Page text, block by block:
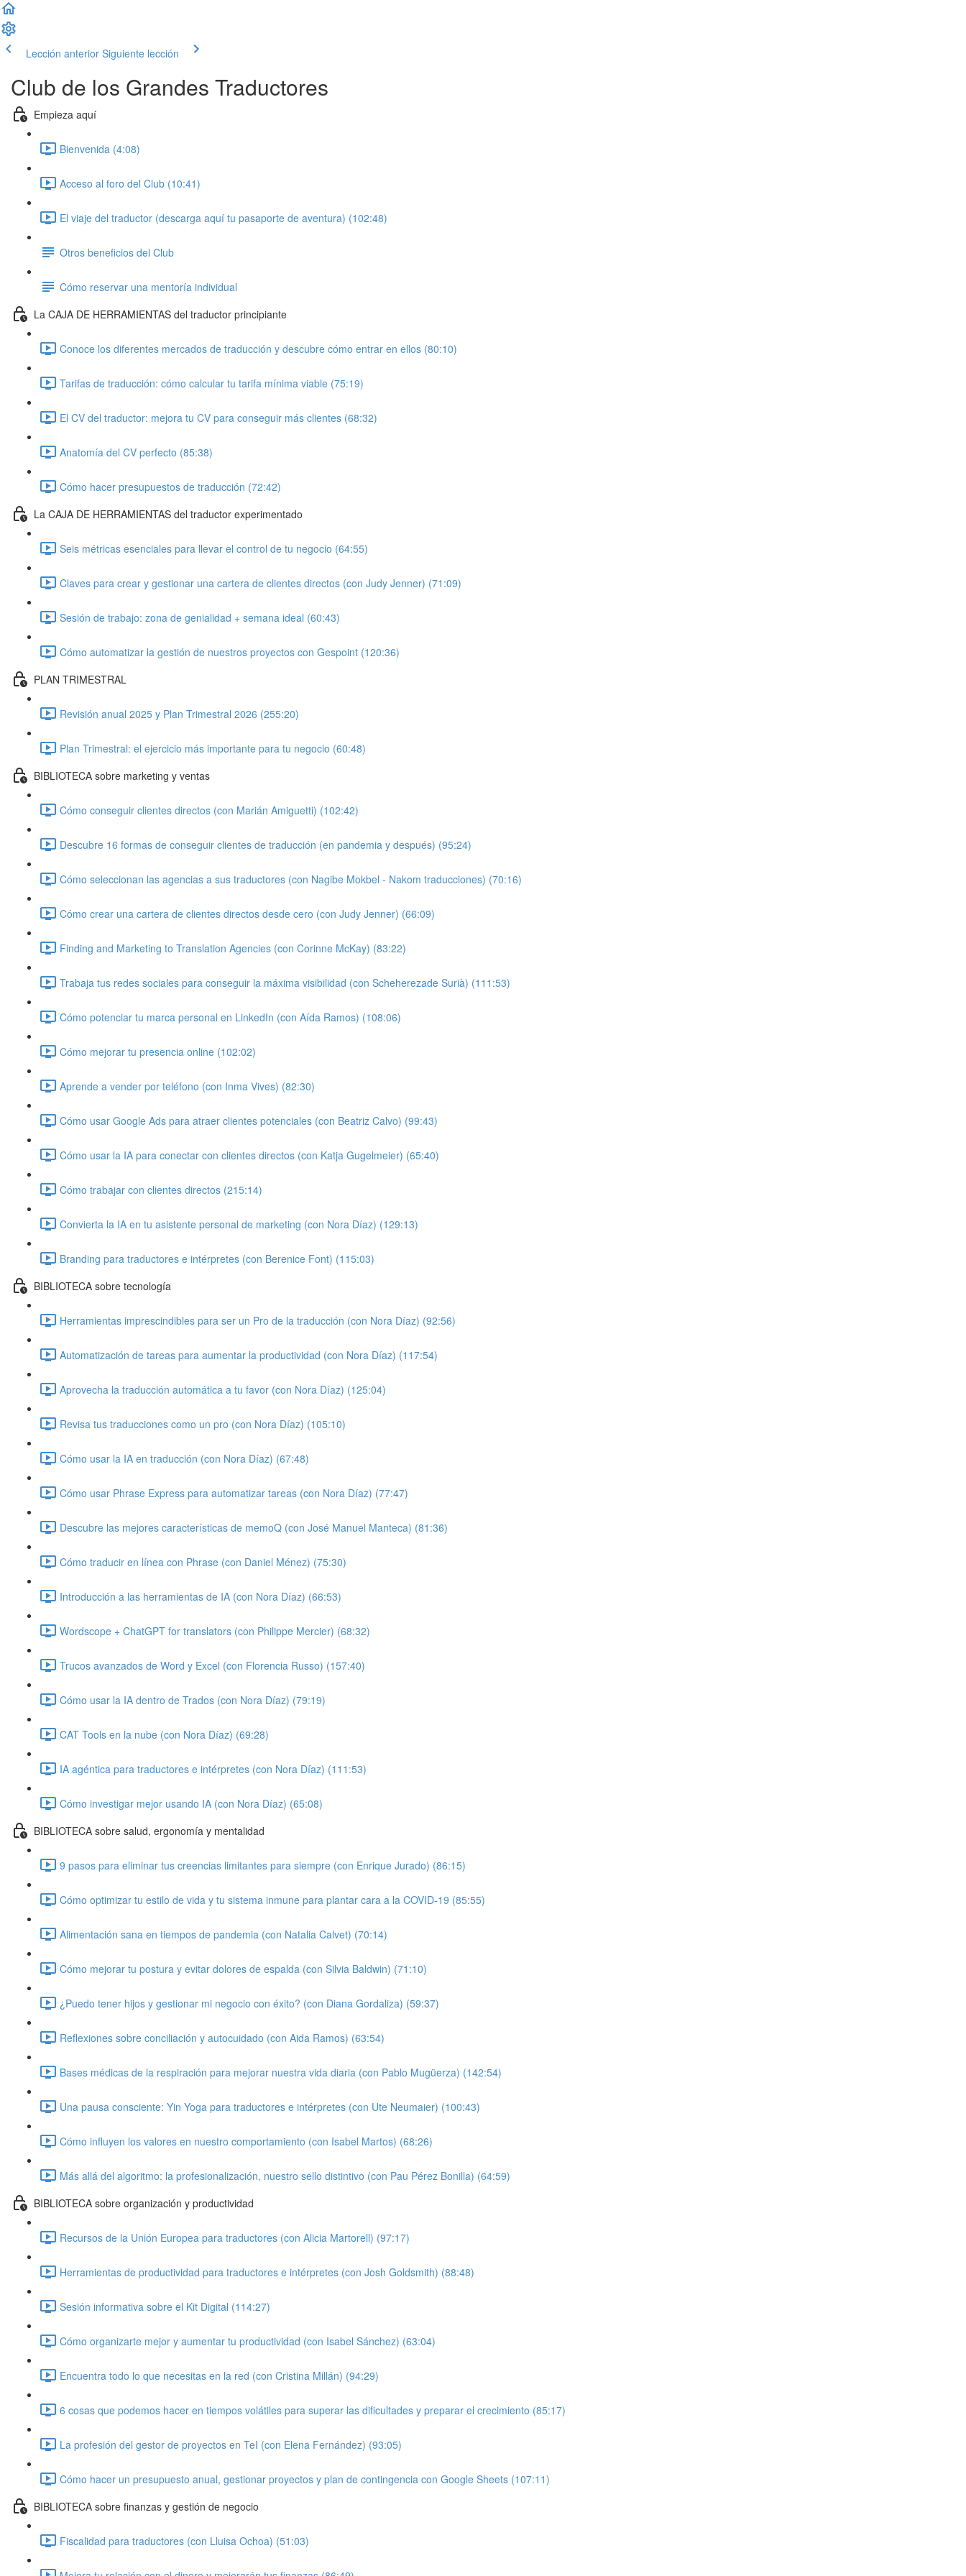
Lección anterior Siguiente lección
Club de los Grandes Traductores
Empieza aquí
Bienvenida (4:08)
Acceso al foro del Club (10:41)
El viaje del traductor (descarga aquí tu pasaporte de aventura) (102:48)
Otros beneficios del Club
Cómo reservar una mentoría individual
La CAJA DE HERRAMIENTAS del traductor principiante
Conoce los diferentes mercados de traducción y descubre cómo entrar en ellos (80:10)
Tarifas de traducción: cómo calcular tu tarifa mínima viable (75:19)
El CV del traductor: mejora tu CV para conseguir más clientes (68:32)
Anatomía del CV perfecto (85:38)
Cómo hacer presupuestos de traducción (72:42)
La CAJA DE HERRAMIENTAS del traductor experimentado
Seis métricas esenciales para llevar el control de tu negocio (64:55)
Claves para crear y gestionar una cartera de clientes directos (con Judy Jenner) (71:09)
Sesión de trabajo: zona de genialidad + semana ideal (60:43)
Cómo automatizar la gestión de nuestros proyectos con Gespoint (120:36)
PLAN TRIMESTRAL
Revisión anual 2025 y Plan Trimestral 2026 (255:20)
Plan Trimestral: el ejercicio más importante para tu negocio (60:48)
BIBLIOTECA sobre marketing y ventas
Cómo conseguir clientes directos (con Marián Amiguetti) (102:42)
Descubre 16 formas de conseguir clientes de traducción (en pandemia y después) (95:24)
Cómo seleccionan las agencias a sus traductores (con Nagibe Mokbel - Nakom traducciones) (70:16)
Cómo crear una cartera de clientes directos desde cero (con Judy Jenner) (66:09)
Finding and Marketing to Translation Agencies (con Corinne McKay) (83:22)
Trabaja tus redes sociales para conseguir la máxima visibilidad (con Scheherezade Surià) (111:53)
Cómo potenciar tu marca personal en LinkedIn (con Aída Ramos) (108:06)
Cómo mejorar tu presencia online (102:02)
Aprende a vender por teléfono (con Inma Vives) (82:30)
Cómo usar Google Ads para atraer clientes potenciales (con Beatriz Calvo) (99:43)
Cómo usar la IA para conectar con clientes directos (con Katja Gugelmeier) (65:40)
Cómo trabajar con clientes directos (215:14)
Convierta la IA en tu asistente personal de marketing (con Nora Díaz) (129:13)
Branding para traductores e intérpretes (con Berenice Font) (115:03)
BIBLIOTECA sobre tecnología
Herramientas imprescindibles para ser un Pro de la traducción (con Nora Díaz) (92:56)
Automatización de tareas para aumentar la productividad (con Nora Díaz) (117:54)
Aprovecha la traducción automática a tu favor (con Nora Díaz) (125:04)
Revisa tus traducciones como un pro (con Nora Díaz) (105:10)
Cómo usar la IA en traducción (con Nora Díaz) (67:48)
Cómo usar Phrase Express para automatizar tareas (con Nora Díaz) (77:47)
Descubre las mejores características de memoQ (con José Manuel Manteca) (81:36)
Cómo traducir en línea con Phrase (con Daniel Ménez) (75:30)
Introducción a las herramientas de IA (con Nora Díaz) (66:53)
Wordscope + ChatGPT for translators (con Philippe Mercier) (68:32)
Trucos avanzados de Word y Excel (con Florencia Russo) (157:40)
Cómo usar la IA dentro de Trados (con Nora Díaz) (79:19)
CAT Tools en la nube (con Nora Díaz) (69:28)
IA agéntica para traductores e intérpretes (con Nora Díaz) (111:53)
Cómo investigar mejor usando IA (con Nora Díaz) (65:08)
BIBLIOTECA sobre salud, ergonomía y mentalidad
9 pasos para eliminar tus creencias limitantes para siempre (con Enrique Jurado) (86:15)
Cómo optimizar tu estilo de vida y tu sistema inmune para plantar cara a la COVID-19 (85:55)
Alimentación sana en tiempos de pandemia (con Natalia Calvet) (70:14)
Cómo mejorar tu postura y evitar dolores de espalda (con Silvia Baldwin) (71:10)
¿Puedo tener hijos y gestionar mi negocio con éxito? (con Diana Gordaliza) (59:37)
Reflexiones sobre conciliación y autocuidado (con Aida Ramos) (63:54)
Bases médicas de la respiración para mejorar nuestra vida diaria (con Pablo Mugüerza) (142:54)
Una pausa consciente: Yin Yoga para traductores e intérpretes (con Ute Neumaier) (100:43)
Cómo influyen los valores en nuestro comportamiento (con Isabel Martos) (68:26)
Más allá del algoritmo: la profesionalización, nuestro sello distintivo (con Pau Pérez Bonilla) (64:59)
BIBLIOTECA sobre organización y productividad
Recursos de la Unión Europea para traductores (con Alicia Martorell) (97:17)
Herramientas de productividad para traductores e intérpretes (con Josh Goldsmith) (88:48)
Sesión informativa sobre el Kit Digital (114:27)
Cómo organizarte mejor y aumentar tu productividad (con Isabel Sánchez) (63:04)
Encuentra todo lo que necesitas en la red (con Cristina Millán) (94:29)
6 cosas que podemos hacer en tiempos volátiles para superar las dificultades y preparar el crecimiento (85:17)
La profesión del gestor de proyectos en TeI (con Elena Fernández) (93:05)
Cómo hacer un presupuesto anual, gestionar proyectos y plan de contingencia con Google Sheets (107:11)
BIBLIOTECA sobre finanzas y gestión de negocio
Fiscalidad para traductores (con Lluisa Ochoa) (51:03)